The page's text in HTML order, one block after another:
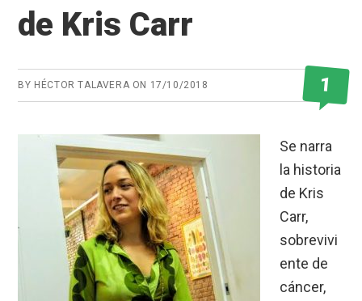
de Kris Carr
BY HÉCTOR TALAVERA ON 17/10/2018 1
Se narra
la historia
de Kris
Carr,
sobrevivi
ente de
cáncer,